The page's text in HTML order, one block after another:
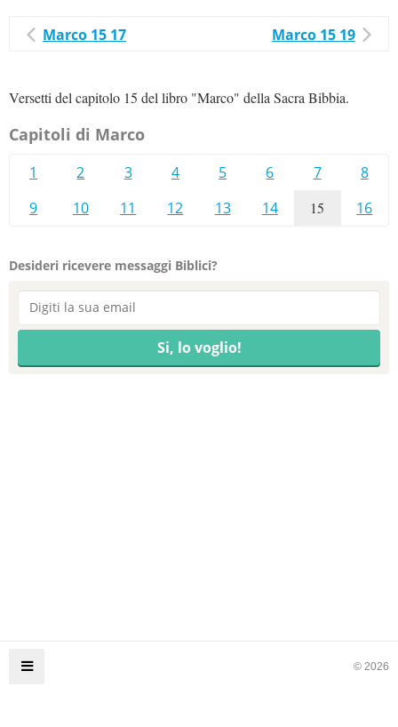
Marco 15 17 Marco 15 19
Versetti del capitolo 15 del libro "Marco" della Sacra Bibbia.
Capitoli di Marco
1 2 3 4 5 6 7
8
9
10 11 12 13 14 15 16
Desideri ricevere messaggi Biblici?
© 2026